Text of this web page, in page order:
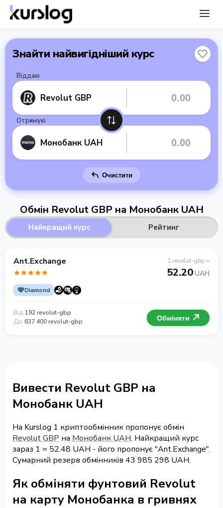
Знайти найвигідніший курс
Віддаю
Revolut GBP
Отримую
Монобанк UAH
Очистити
Обмін Revolut GBP на Монобанк UAH
Найкращий курс Рейтинг
Ant.Exchange
Diamond
1 revolut-gbp =
52.20UAH
Від 192 revolut-gbp
До 837 400 revolut-gbp Обміняти
Вивести Revolut GBP на
Монобанк UAH
На Kurslog 1 криптообмінник пропонує обмін
Revolut GBP на Монобанк UAH. Найкращий курс
зараз 1 = 52.48 UAH - його пропонує "Ant.Exchange".
Сумарний резерв обмінників 43 985 298 UAH.
Як обміняти фунтовий Revolut
на карту Монобанка в гривнях